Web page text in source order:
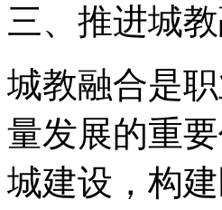
三、推进城
城教融合是
量发展的重
城建设，构